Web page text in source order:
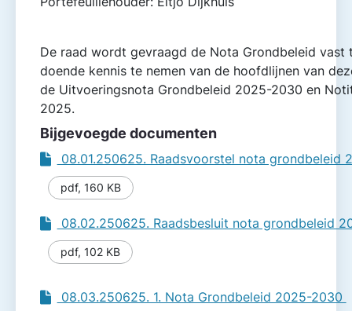
De raad wordt gevraagd de Nota Grondbeleid vast
doende kennis te nemen van de hoofdlijnen van
de Uitvoeringsnota Grondbeleid 2025-2030 en
2025.
Bijgevoegde documenten
08.01.250625. Raadsvoorstel nota grondbeleid
pdf, 160 KB
08.02.250625. Raadsbesluit nota grondbeleid
pdf, 102 KB
08.03.250625. 1. Nota Grondbeleid 2025-2030